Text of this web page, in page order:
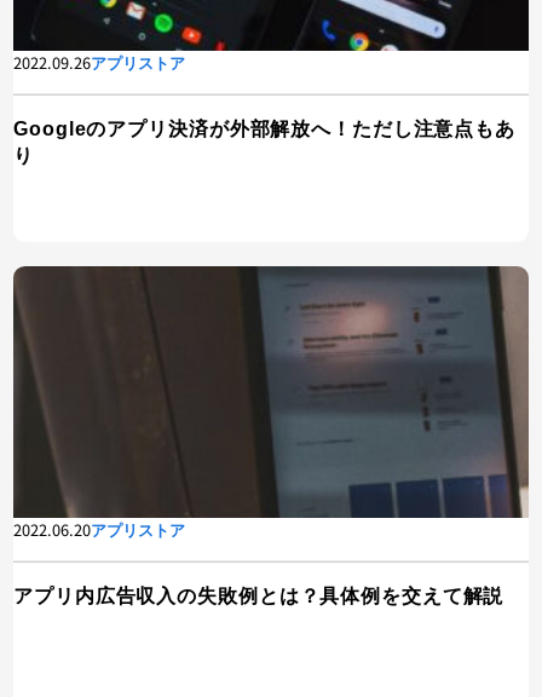
2022.09.26アプリストア
Googleのアプリ決済が外部解放へ！ただし注意点もあ
り
2022.06.20アプリストア
アプリ内広告収入の失敗例とは？具体例を交えて解説